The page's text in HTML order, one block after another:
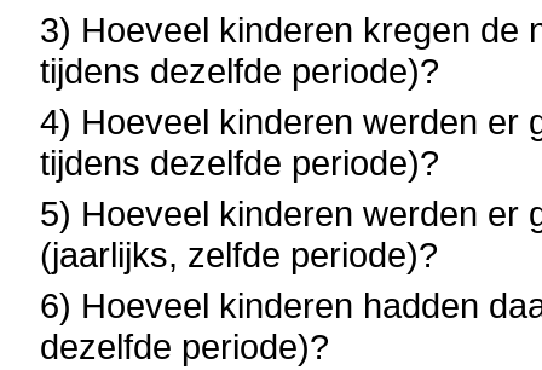
3) Hoeveel kinderen kregen de
tijdens dezelfde periode)?
4) Hoeveel kinderen werden er
tijdens dezelfde periode)?
5) Hoeveel kinderen werden er
(jaarlijks, zelfde periode)?
6) Hoeveel kinderen hadden
dezelfde periode)?